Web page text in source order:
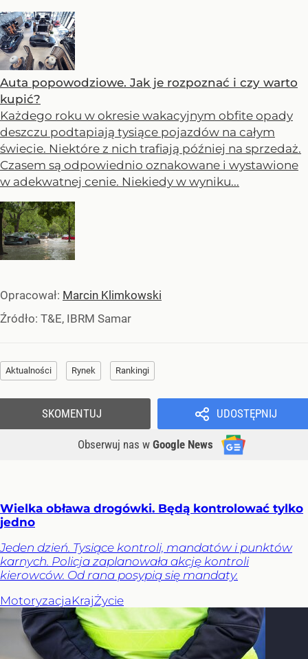
Auta popowodziowe. Jak je rozpoznać i czy warto
kupić?
Każdego roku w okresie wakacyjnym obfite opady
deszczu podtapiają tysiące pojazdów na całym
świecie. Niektóre z nich trafiają później na sprzedaż.
Czasem są odpowiednio oznakowane i wystawione
w adekwatnej cenie. Niekiedy w wyniku...
Opracował: Marcin Klimkowski
Źródło: T&E, IBRM Samar
Aktualności Rynek Rankingi
UDOSTĘPNIJ
Obserwuj nas w Google News
SKOMENTUJ
Wielka obława drogówki. Będą kontrolować tylko
jedno
Jeden dzień. Tysiące kontroli, mandatów i punktów
karnych. Policja zaplanowała akcję kontroli
kierowców. Od rana posypią się mandaty.
MotoryzacjaKrajŻycie